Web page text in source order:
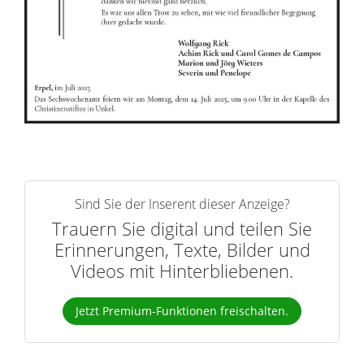
r
Sind Sie der Inserent dieser Anzeige?
Trauern Sie digital und teilen Sie
Erinnerungen, Texte, Bilder und
Videos mit Hinterbliebenen.
Jetzt Premium-Funktionen freischalten.